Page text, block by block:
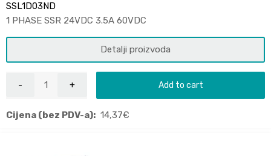
SSL1D03ND
1 PHASE SSR 24VDC 3.5A 60VDC
Detalji proizvoda
Add to cart
Cijena (bez PDV-a): 14,37€